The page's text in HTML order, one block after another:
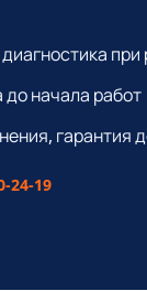
при
начала работ
гарантия
24-19